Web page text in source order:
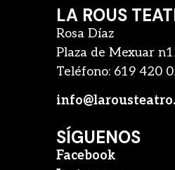
LA ROUS
Rosa Díaz
Plaza de Mexuar
Teléfono: 619 420
SÍGUENOS
Facebook